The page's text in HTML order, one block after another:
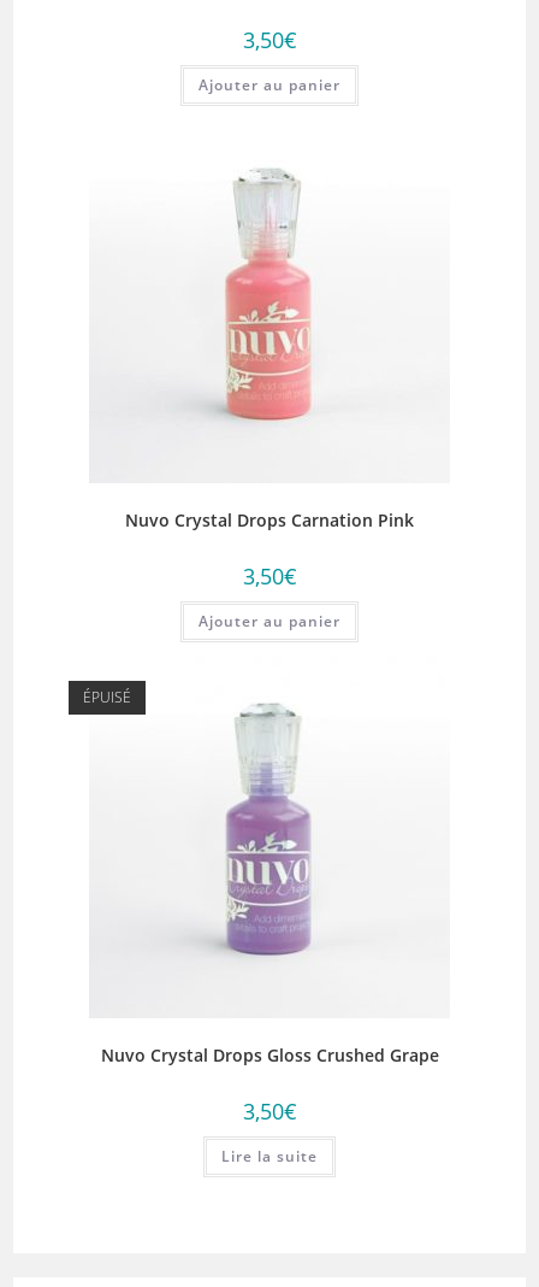
3,50€
Ajouter au panier
Nuvo Crystal Drops Carnation Pink
3,50€
Ajouter au panier
ÉPUISÉ
Nuvo Crystal Drops Gloss Crushed Grape
3,50€
Lire la suite